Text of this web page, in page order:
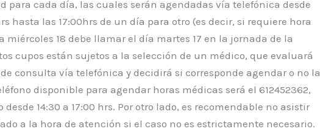
para cada día, las cuales serán agendadas vía telefónica desde
hasta las 17:00hrs de un día para otro (es decir, si requiere hora
miércoles 18 debe llamar el día martes 17 en la jornada de la
cupos están sujetos a la selección de un médico, que evaluará
consulta vía telefónica y decidirá si corresponde agendar o no la
disponible para agendar horas médicas será el 612452362,
14:30 a 17:00 hrs. Por otro lado, es recomendable no asistir
a la hora de atención si el caso no es estrictamente necesario.